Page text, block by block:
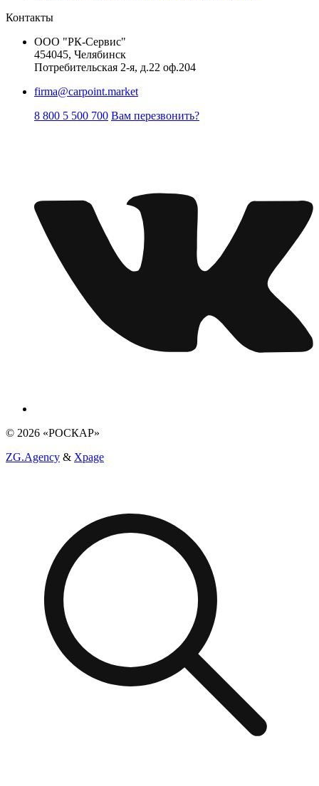
Контакты
ООО "РК-Сервис"
454045, Челябинск
Потребительская 2-я, д.22 оф.204
firma@carpoint.market
8 800 5 500 700 Вам перезвонить?
© 2026 «РОСКАР»
ZG.Agency & Xpage